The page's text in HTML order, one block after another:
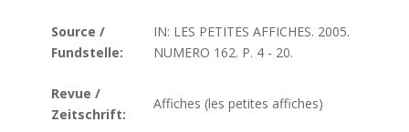
Source /
Fundstelle:
IN: LES PETITES AFFICHES. 2005.
NUMERO 162. P. 4 - 20.
Revue /
Zeitschrift:
Affiches (les petites affiches)